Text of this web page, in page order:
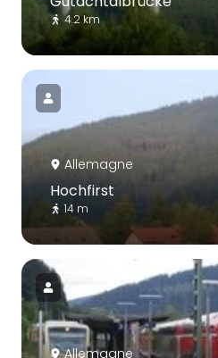
4.2 km
Allemagne
Hochfirst
14 m
Allemagne